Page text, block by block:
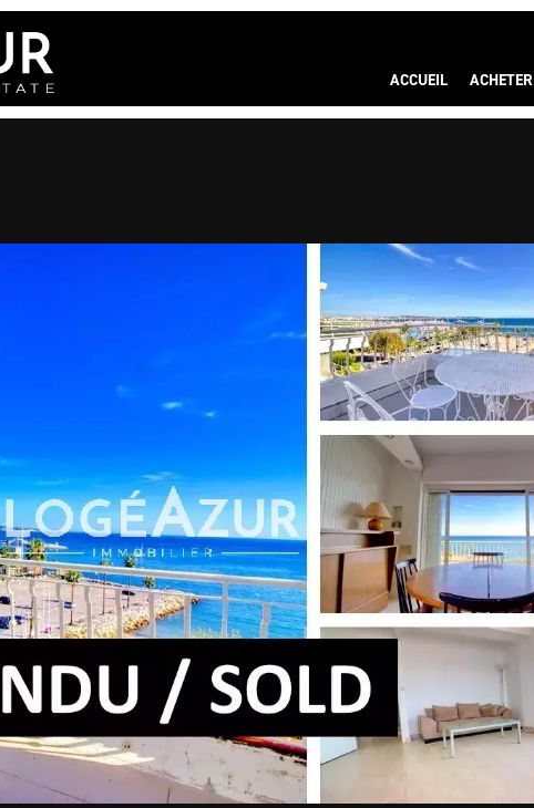
ACCUEIL ACHETER